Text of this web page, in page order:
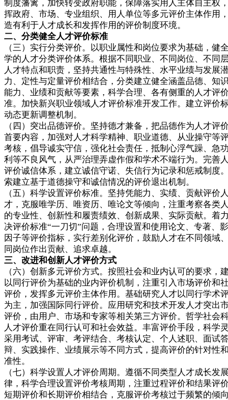
制度藩篱，加快转变政府职能，保障落实用人主体自主权
挥政府、市场、专业组织、用人单位等多元评价主体作用
造有利于人才成长和发挥作用的评价制度环境。
二、分类健全人才评价标准
（三）实行分类评价。以职业属性和岗位要求为基础，健
学的人才分类评价体系。根据不同职业、不同岗位、不同
人才特点和职责，坚持共通性与特殊性、水平业绩与发展
力、定性与定量评价相结合，分类建立健全涵盖品德、知
能力、业绩和贡献等要素，科学合理、各有侧重的人才评
准。加快新兴职业领域人才评价标准开发工作。建立评价
动态更新调整机制。
（四）突出品德评价。坚持德才兼备，把品德作为人才评
首要内容，加强对人才科学精神、职业道德、从业操守等
考核，倡导诚实守信，强化社会责任，抵制心浮气躁、急
利等不良风气，从严治理弄虚作假和学术不端行为。完善
评价诚信体系，建立诚信守诺、失信行为记录和惩戒制度
索建立基于道德操守和诚信情况的评价退出机制。
（五）科学设置评价标准。坚持凭能力、实绩、贡献评价
才，克服唯学历、唯资历、唯论文等倾向，注重考察各类
的专业性、创新性和履责绩效、创新成果、实际贡献。着
决评价标准“一刀切”问题，合理设置和使用论文、专著、
因子等评价指标，实行差别化评价，鼓励人才在不同领域
同岗位作出贡献、追求卓越。
三、改进和创新人才评价方式
（六）创新多元评价方式。按照社会和业内认可的要求，
以同行评价为基础的业内评价机制，注重引入市场评价和
评价，发挥多元评价主体作用。基础研究人才以同行学术
为主，加强国际同行评价。应用研究和技术开发人才突出
评价，由用户、市场和专家等相关第三方评价。哲学社会
人才评价重在同行认可和社会效益。丰富评价手段，科学
采用考试、评审、考评结合、考核认定、个人述职、面试
辩、实践操作、业绩展示等不同方式，提高评价的针对性
准性。
（七）科学设置人才评价周期。遵循不同类型人才成长发
律，科学合理设置评价考核周期，注重过程评价和结果评
短期评价和长期评价相结合，克服评价考核过于频繁的倾